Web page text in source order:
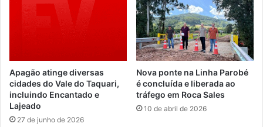
Apagão atinge diversas
cidades do Vale do Taquari,
incluindo Encantado e
Lajeado
27 de junho de 2026
Nova ponte na Linha Parobé
é concluída e liberada ao
tráfego em Roca Sales
10 de abril de 2026